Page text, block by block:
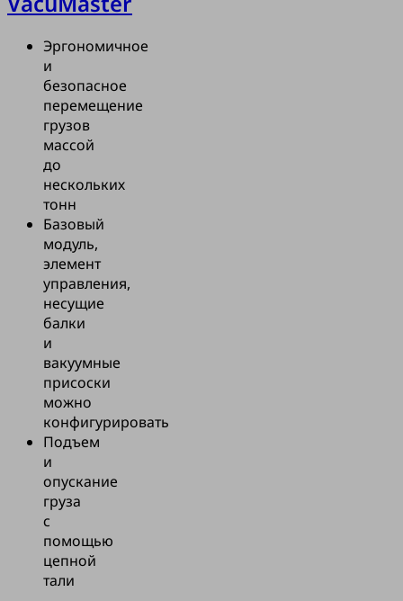
которые
заготовку
по
и
присоски
до 1100 мм с
могут быть
по ширине
с помощью
Два
вакуумных
фиксацию в
чрезвычайно
Эргономичное
и
безопасное
перемещение
грузов
массой
до
нескольких
тонн
Базовый
модуль,
элемент
управления,
несущие
балки
и
вакуумные
присоски
можно
конфигурировать
Подъем
и
опускание
груза
с
помощью
цепной
тали